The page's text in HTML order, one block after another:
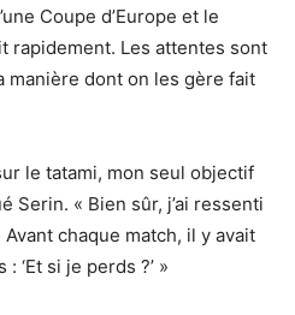
Coupe d’Europe et le
rapidement. Les attentes sont
manière dont on les gère fait
le tatami, mon seul objectif
Serin. « Bien sûr, j’ai ressenti
chaque match, il y avait
‘Et si je perds ?’ »